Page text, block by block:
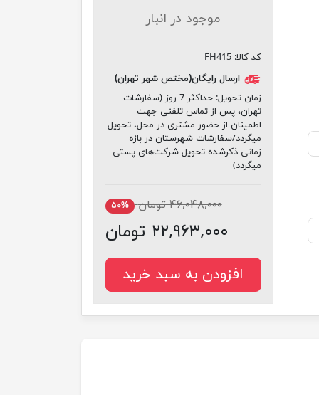
موجود در انبار
کد کالا: FH415
ارسال رایگان(مختص شهر تهران)
زمان تحویل:
حداکثر 7 روز (سفارشات
تهران، پس از تماس تلفنی جهت
اطمینان از حضور مشتری در محل، تحویل
میگردد/سفارشات شهرستان در بازه
زمانی ذکرشده تحویل شرکت‌های پستی
میگردد)
۴۶,۰۴۸,۰۰۰ تومان ۵۰%
۲۲,۹۶۳,۰۰۰ تومان
افزودن به سبد خرید